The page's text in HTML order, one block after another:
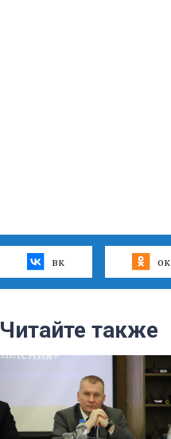
вк ок
Читайте также